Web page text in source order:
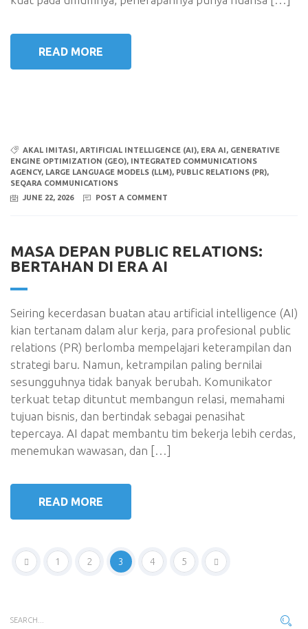
READ MORE
AKAL IMITASI, ARTIFICIAL INTELLIGENCE (AI), ERA AI, GENERATIVE
ENGINE OPTIMIZATION (GEO), INTEGRATED COMMUNICATIONS
AGENCY, LARGE LANGUAGE MODELS (LLM), PUBLIC RELATIONS (PR),
SEQARA COMMUNICATIONS
JUNE 22, 2026
POST A COMMENT
MASA DEPAN PUBLIC RELATIONS:
BERTAHAN DI ERA AI
Seiring kecerdasan buatan atau artificial intelligence (AI)
kian tertanam dalam alur kerja, para profesional public
relations (PR) berlomba mempelajari keterampilan dan
strategi baru. Namun, ketrampilan paling bernilai
sesungguhnya tidak banyak berubah. Komunikator
terkuat tetap dituntut membangun relasi, memahami
tujuan bisnis, dan bertindak sebagai penasihat
tepercaya. AI dapat membantu tim bekerja lebih cerdas,
menemukan wawasan, dan […]
READ MORE
1 2 3 4 5